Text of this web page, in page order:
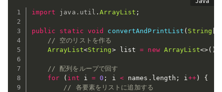
import java . util .ArrayList ;
public static void convertAndPrintList ( String
// 空のリストを作る
ArrayList<String> list = new ArrayList<>( )
// 配列をループで回す
for
( int i = 0 ; i < names . length ; i ++)
{
// 各要素をリストに追加する